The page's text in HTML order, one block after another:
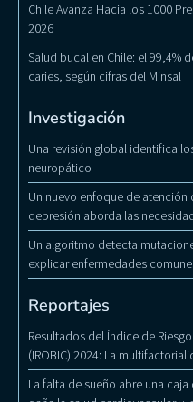
Chile Avanza Hacia los 1000
2026
Salud bucal en Chile: el 99,4%
caries, según cifras del Minsal
Investigación
Una revisión global identifica
neuropático
Un nuevo enfoque de
depresión aborda las
Un algoritmo detecta
explicar enfermedades
Reportajes
Resultados del Índice de
(IROBIC) 2024: La
La falta de sueño abre una